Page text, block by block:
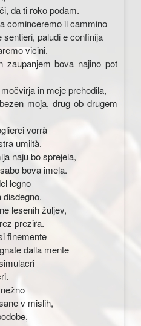
ti roko podam.
cominceremo il cammino
paludi e confinija
vicini.
bova najino pot
in meje prehodila,
moja, drug ob drugem
vorrà
umiltà.
bo sprejela,
bova imela.
legno
žuljev,
prezira.
finemente
dalla mente
v mislih,